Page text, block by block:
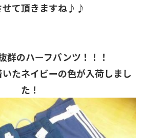
せて頂きますね♪♪
群のハーフパンツ！！！
たネイビーの色が入荷しまし
た！